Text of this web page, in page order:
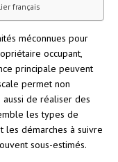
français
méconnues pour
occupant,
principale peuvent
permet non
de réaliser des
les types de
les démarches à suivre
sous-estimés.